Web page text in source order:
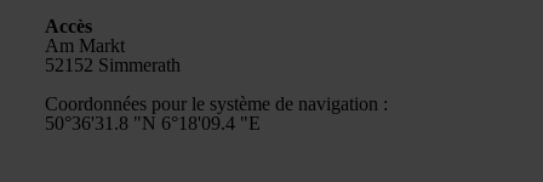
Accès
Am Markt
52152 Simmerath
Coordonnées pour le système de navigation :
50°36'31.8 "N 6°18'09.4 "E